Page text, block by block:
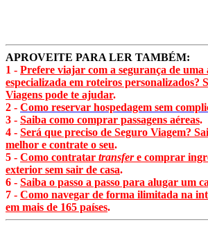
APROVEITE PARA LER TAMBÉM:
1 - Prefere viajar com a segurança de uma
especializada em roteiros personalizados?
Viagens pode te ajudar.
2 - Como reservar hospedagem sem
3 - Saiba como comprar passagens aéreas.
4 - Será que preciso de Seguro Viagem?
melhor e contrate o seu.
5 - Como contratar transfere comprar
exterior sem sair de casa.
6 - Saiba o passo a passo para alugar um
7 - Como navegar de forma ilimitada na
em mais de 165 países.